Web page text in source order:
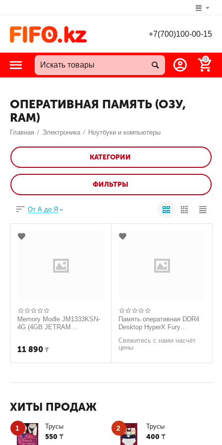
+7(700)100-00-15
0
ОПЕРАТИВНАЯ ПАМЯТЬ (ОЗУ,
RAM)
Главная / Электроника / Ноутбуки и компьютеры
КАТЕГОРИИ
ФИЛЬТРЫ
От А до Я
Memory Modle JM1333KSN-
4G (4GB JETRAM
11 890 ₸
Память оперативная DDR4
Desktop HyperX Fury
Свяжитесь с нами насчёт
цены
ХИТЫ ПРОДАЖ
1 Трусы
550 ₸
2 Трусы
400 ₸